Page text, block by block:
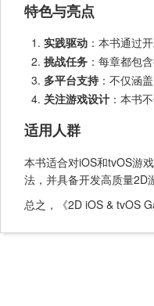
特色与亮点
实践驱动 ：本书通过
挑战任务 ：每章都包
多平台支持 ：不仅涵
关注游戏设计 ：本书
适用人群
本书适合对iOS和tvOS游
法，并具备开发高质量2D
总之，《2D iOS & tvOS